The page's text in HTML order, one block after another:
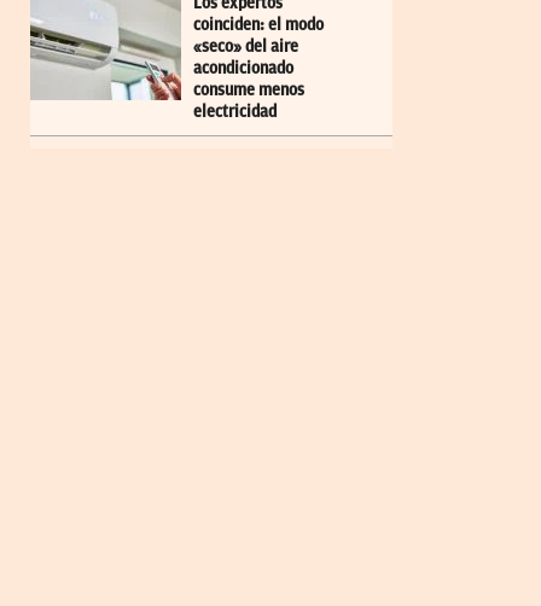
coinciden: el modo
«seco» del aire
acondicionado
consume menos
electricidad